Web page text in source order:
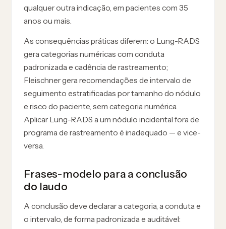
qualquer outra indicação, em pacientes com 35
anos ou mais.
As consequências práticas diferem: o Lung-RADS
gera categorias numéricas com conduta
padronizada e cadência de rastreamento;
Fleischner gera recomendações de intervalo de
seguimento estratificadas por tamanho do nódulo
e risco do paciente, sem categoria numérica.
Aplicar Lung-RADS a um nódulo incidental fora de
programa de rastreamento é inadequado — e vice-
versa.
Frases-modelo para a conclusão
do laudo
A conclusão deve declarar a categoria, a conduta e
o intervalo, de forma padronizada e auditável: